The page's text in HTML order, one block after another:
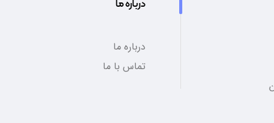
درباره ما
درباره ما
تماس با ما